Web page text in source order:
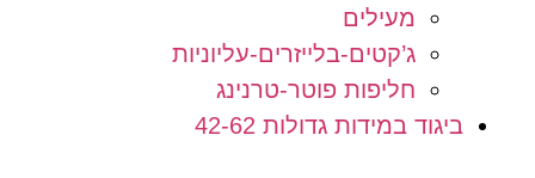
מעילים
ג’קטים-בלייזרים-עליוניות
חליפות פוטר-טרנינג
ביגוד במידות גדולות 42-62